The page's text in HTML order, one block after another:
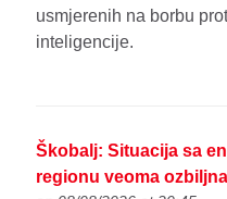
usmjerenih na borbu
inteligencije.
Škobalj: Situacija sa
regionu veoma ozbiljna